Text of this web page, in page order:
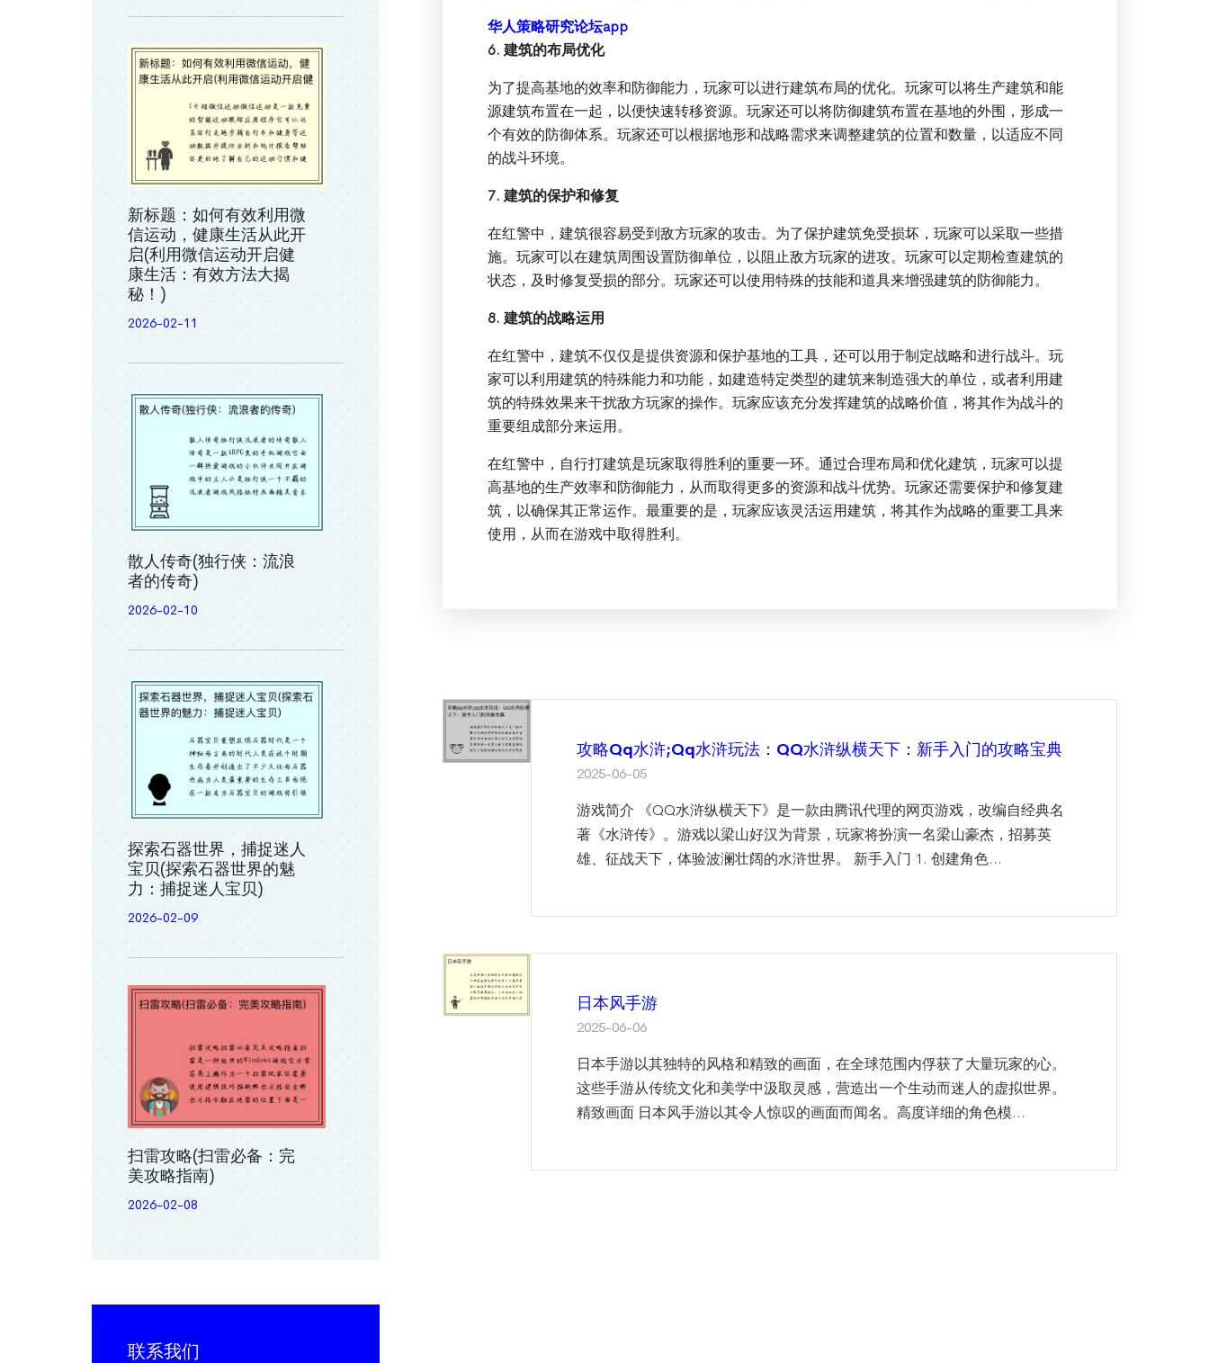
华人策略研究论坛app
6. 建筑的布局优化
为了提高基地的效率和防御能力，玩家可以进行建筑布局的优化。玩家可以将生产建筑和能
源建筑布置在一起，以便快速转移资源。玩家还可以将防御建筑布置在基地的外围，形成一
个有效的防御体系。玩家还可以根据地形和战略需求来调整建筑的位置和数量，以适应不同
的战斗环境。
7. 建筑的保护和修复
在红警中，建筑很容易受到敌方玩家的攻击。为了保护建筑免受损坏，玩家可以采取一些措
施。玩家可以在建筑周围设置防御单位，以阻止敌方玩家的进攻。玩家可以定期检查建筑的
状态，及时修复受损的部分。玩家还可以使用特殊的技能和道具来增强建筑的防御能力。
8. 建筑的战略运用
在红警中，建筑不仅仅是提供资源和保护基地的工具，还可以用于制定战略和进行战斗。玩
家可以利用建筑的特殊能力和功能，如建造特定类型的建筑来制造强大的单位，或者利用建
筑的特殊效果来干扰敌方玩家的操作。玩家应该充分发挥建筑的战略价值，将其作为战斗的
重要组成部分来运用。
在红警中，自行打建筑是玩家取得胜利的重要一环。通过合理布局和优化建筑，玩家可以提
高基地的生产效率和防御能力，从而取得更多的资源和战斗优势。玩家还需要保护和修复建
筑，以确保其正常运作。最重要的是，玩家应该灵活运用建筑，将其作为战略的重要工具来
使用，从而在游戏中取得胜利。
攻略qq水浒;qq水浒玩法：QQ水浒纵横天下：新手入门的攻略宝典
2025-06-05
游戏简介 《QQ水浒纵横天下》是一款由腾讯代理的网页游戏，改编自经典名
著《水浒传》。游戏以梁山好汉为背景，玩家将扮演一名梁山豪杰，招募英
雄、征战天下，体验波澜壮阔的水浒世界。 新手入门 1. 创建角色...
日本风手游
2025-06-06
日本手游以其独特的风格和精致的画面，在全球范围内俘获了大量玩家的心。
这些手游从传统文化和美学中汲取灵感，营造出一个生动而迷人的虚拟世界。
精致画面 日本风手游以其令人惊叹的画面而闻名。高度详细的角色模...
新标题：如何有效利用微
信运动，健康生活从此开
启(利用微信运动开启健
康生活：有效方法大揭
秘！)
2026-02-11
散人传奇(独行侠：流浪
者的传奇)
2026-02-10
探索石器世界，捕捉迷人
宝贝(探索石器世界的魅
力：捕捉迷人宝贝)
2026-02-09
扫雷攻略(扫雷必备：完
美攻略指南)
2026-02-08
联系我们